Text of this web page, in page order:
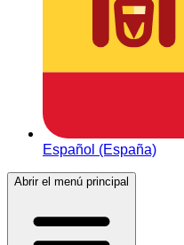
Español (España)
Abrir el menú principal